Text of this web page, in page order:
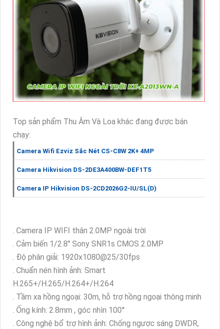
Top sản phẩm Thu Âm Và Loa khác đang được bán
chạy:
Camera Wifi Ezviz Sắc Nét CS-C8W 2K+ 4MP
Camera Hikvision DS-2DE3A400BW-DEF1T5
Camera IP Hikvision DS-2CD2026G2-IU/SL(D)
. Camera IP WIFI thân 2.0MP ngoài trời
. Cảm biến 1/2.8" Sony SNR1s CMOS 2.0MP
. Độ phân giải: 1920x1080@25/30fps
. Chuẩn nén hình ảnh: Smart
H.265+/H.265/H.264+/H.264
. Tầm xa hồng ngoại: 30m, hỗ trợ hồng ngoại thông minh
. Ống kính: 2.8mm , góc nhìn 100°
. Công nghệ bổ trợ hình ảnh: Chống ngược sáng DWDR,